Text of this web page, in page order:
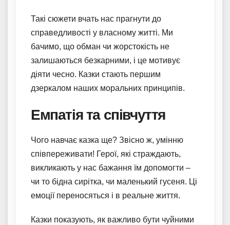
Такі сюжети вчать нас прагнути до
справедливості у власному житті. Ми
бачимо, що обман чи жорстокість не
залишаються безкарними, і це мотивує
діяти чесно. Казки стають першим
дзеркалом наших моральних принципів.
Емпатія та співчуття
Чого навчає казка ще? Звісно ж, умінню
співпереживати! Герої, які страждають,
викликають у нас бажання їм допомогти –
чи то бідна сирітка, чи маленький гусеня. Ці
емоції переносяться і в реальне життя.
Казки показують, як важливо бути чуйними